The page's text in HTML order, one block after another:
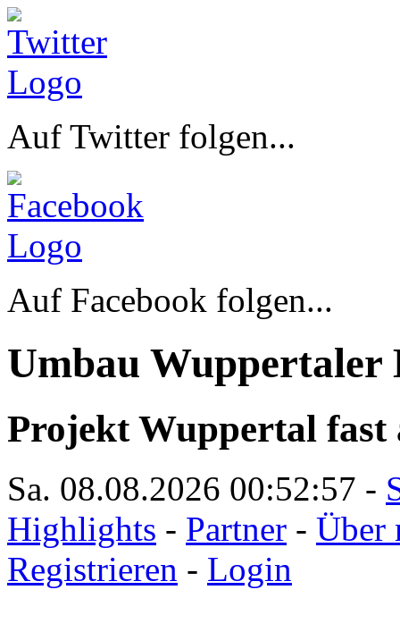
Auf Twitter folgen...
Auf Facebook folgen...
Umbau Wuppertaler
Projekt Wuppertal fast
Sa. 08.08.2026 00:52:57 -
Highlights - Partner - Über
Registrieren - Login